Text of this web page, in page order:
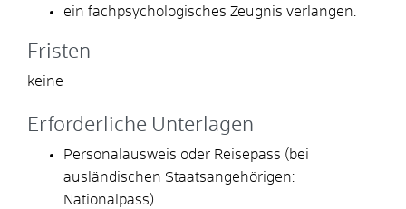
ein fachpsychologisches Zeugnis verlangen.
Fristen
keine
Erforderliche Unterlagen
Personalausweis oder Reisepass (bei
ausländischen Staatsangehörigen:
Nationalpass)